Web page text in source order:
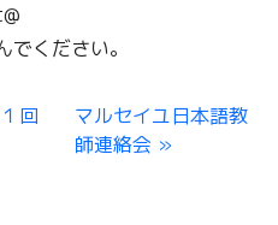
ください。
回
マルセイユ日本語教
師連絡会